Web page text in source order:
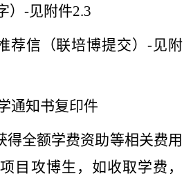
） -见附件2.3
荐信（联培博提交）-见附
通知书复印件
得全额学费资助等相关费用
目攻博生，如收取学费，